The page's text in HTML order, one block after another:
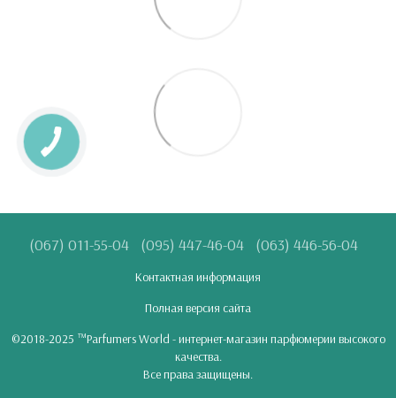
(067) 011-55-04 (095) 447-46-04 (063) 446-56-04
Контактная информация
Полная версия сайта
©2018-2025 ™Parfumers World - интернет-магазин парфюмерии высокого
качества.
Все права защищены.